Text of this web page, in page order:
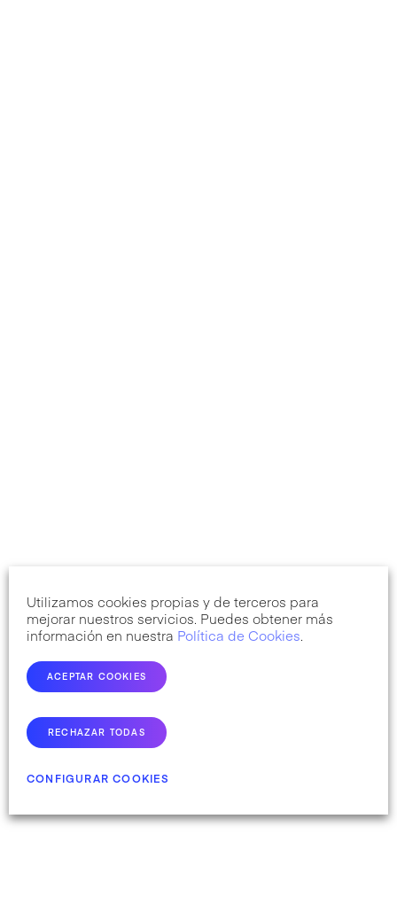
Utilizamos cookies propias y de terceros para
mejorar nuestros servicios. Puedes obtener más
información en nuestra Política de Cookies.
ACEPTAR COOKIES
RECHAZAR TODAS
CONFIGURAR COOKIES